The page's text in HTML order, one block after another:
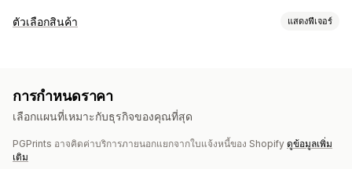
การจัดการคำสั่งซื้อ
ซิงค์อัตโนมัติ การปรับสต็อกสินค้า
การแมป SKU
ตัวเลือกสินค้า แสดงฟีเจอร์
เลือกได้หลายรายการ
ตัวอย่าง การแปล นำเข้าและส่งออก
การกำหนดราคา
การกำหนดราคา
เลือกแผนที่เหมาะกับธุรกิจของคุณที่สุด
PGPrints อาจคิดค่าบริการภายนอกแยกจากใบแจ้งหนี้ของ Shopify ดูข้อมูลเพิ่ม
เติม